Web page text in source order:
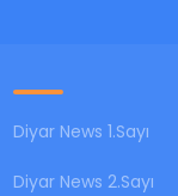
Diyar News 1.Sayı
Diyar News 2.Sayı